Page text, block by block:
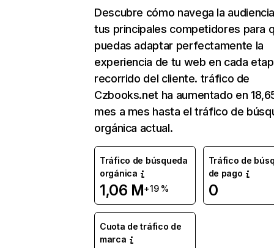
Descubre cómo navega la
tus principales competidores para
puedas adaptar perfectamente la
experiencia de tu web en cada
recorrido del cliente. tráfico de
Czbooks.net ha aumentado en
mes a mes hasta el tráfico de
orgánica actual.
Tráfico de búsqueda
orgánica
1,06 M+19 %
Tráfico de
de pago
0
Cuota de tráfico de
marca